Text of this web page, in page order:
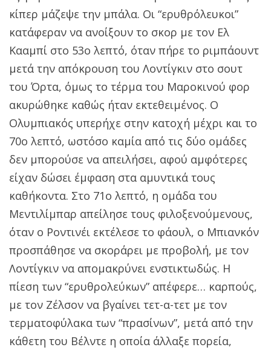
κίπερ μάζεψε την μπάλα. Οι “ερυθρόλευκοι”
κατάφεραν να ανοίξουν το σκορ με τον Ελ
Κααμπί στο 53ο λεπτό, όταν πήρε το ριμπάουντ
μετά την απόκρουση του Λοντίγκιν στο σουτ
του Όρτα, όμως το τέρμα του Μαροκινού φορ
ακυρώθηκε καθώς ήταν εκτεθειμένος. Ο
Ολυμπιακός υπερήχε στην κατοχή μέχρι και το
70ο λεπτό, ωστόσο καμία από τις δύο ομάδες
δεν μπορούσε να απειλήσει, αφού αμφότερες
είχαν δώσει έμφαση στα αμυντικά τους
καθήκοντα. Στο 71ο λεπτό, η ομάδα του
Μεντιλίμπαρ απείλησε τους φιλοξενούμενους,
όταν ο Ροντινέι εκτέλεσε το φάουλ, ο Μπιανκόν
προσπάθησε να σκοράρει με προβολή, με τον
Λοντίγκιν να απομακρύνει ενστικτωδώς. Η
πίεση των “ερυθρολεύκων” απέφερε… καρπούς,
με τον Ζέλσον να βγαίνει τετ-α-τετ με τον
τερματοφύλακα των “πρασίνων”, μετά από την
κάθετη του Βέλντε η οποία άλλαξε πορεία,